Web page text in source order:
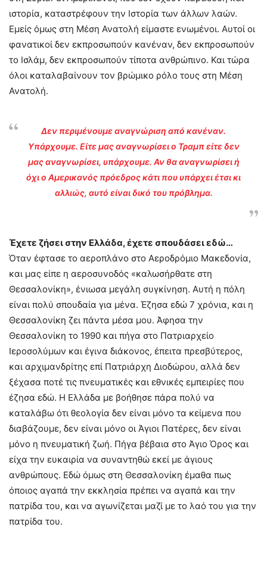
ιστορία, καταστρέφουν την Ιστορία των άλλων λαών.
Εμείς όμως στη Μέση Ανατολή είμαστε ενωμένοι. Αυτοί οι
φανατικοί δεν εκπροσωπούν κανέναν, δεν εκπροσωπούν
το Ισλάμ, δεν εκπροσωπούν τίποτα ανθρώπινο. Και τώρα
όλοι καταλαβαίνουν τον βρώμικο ρόλο τους στη Μέση
Ανατολή.
Δεν περιμένουμε αναγνώριση από κανέναν.
Υπάρχουμε. Είτε μας αναγνωρίσει ο Τραμπ είτε δεν
μας αναγνωρίσει, υπάρχουμε. Αν θα αναγνωρίσει ή
όχι ο Αμερικανός πρόεδρος κάτι που υπάρχει έτσι κι
αλλιώς, αυτό είναι δικό του πρόβλημα.
Έχετε ζήσει στην Ελλάδα, έχετε σπουδάσει εδώ…
Όταν έφτασε το αεροπλάνο στο Αεροδρόμιο Μακεδονία,
και μας είπε η αεροσυνοδός «καλωσήρθατε στη
Θεσσαλονίκη», ένιωσα μεγάλη συγκίνηση. Αυτή η πόλη
είναι πολύ σπουδαία για μένα. Έζησα εδώ 7 χρόνια, και η
Θεσσαλονίκη ζει πάντα μέσα μου. Άφησα την
Θεσσαλονίκη το 1990 και πήγα στο Πατριαρχείο
Ιεροσολύμων και έγινα διάκονος, έπειτα πρεσβύτερος,
και αρχιμανδρίτης επί Πατριάρχη Διοδώρου, αλλά δεν
ξέχασα ποτέ τις πνευματικές και εθνικές εμπειρίες που
έζησα εδώ. Η Ελλάδα με βοήθησε πάρα πολύ να
καταλάβω ότι θεολογία δεν είναι μόνο τα κείμενα που
διαβάζουμε, δεν είναι μόνο οι Άγιοι Πατέρες, δεν είναι
μόνο η πνευματική ζωή. Πήγα βέβαια στο Άγιο Όρος και
είχα την ευκαιρία να συναντηθώ εκεί με άγιους
ανθρώπους. Εδώ όμως στη Θεσσαλονίκη έμαθα πως
όποιος αγαπά την εκκλησία πρέπει να αγαπά και την
πατρίδα του, και να αγωνίζεται μαζί με το λαό του για την
πατρίδα του.